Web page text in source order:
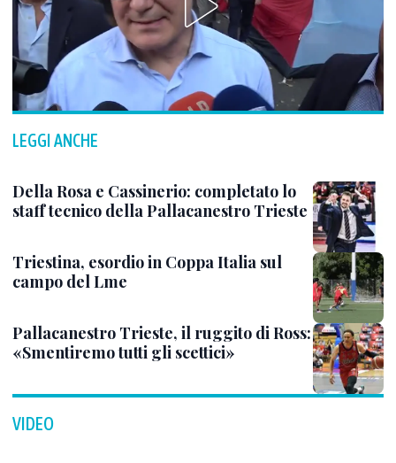
LEGGI ANCHE
Della Rosa e Cassinerio: completato lo
staff tecnico della Pallacanestro Trieste
Triestina, esordio in Coppa Italia sul
campo del Lme
Pallacanestro Trieste, il ruggito di Ross:
«Smentiremo tutti gli scettici»
VIDEO